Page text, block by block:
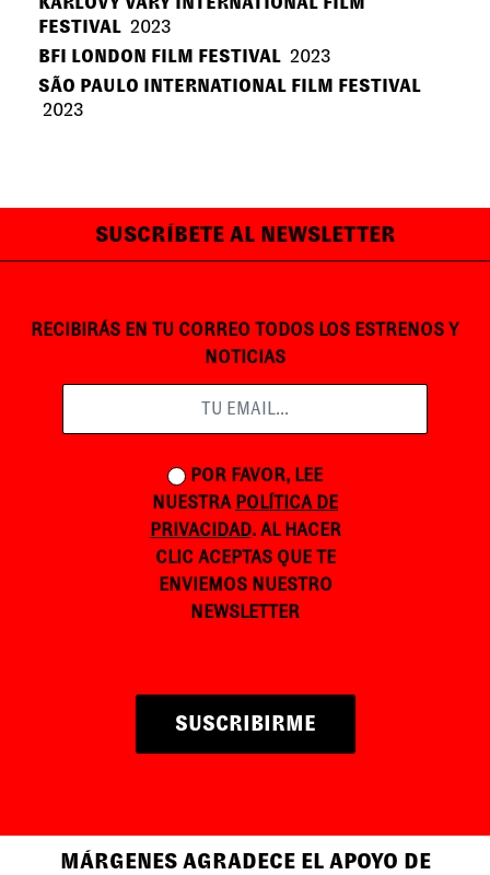
FESTIVAL 2023
BFI LONDON FILM FESTIVAL 2023
SÃO PAULO INTERNATIONAL FILM FESTIVAL
2023
SUSCRÍBETE AL NEWSLETTER
RECIBIRÁS EN TU CORREO TODOS LOS ESTRENOS Y
NOTICIAS
POR FAVOR, LEE
NUESTRA POLÍTICA DE
PRIVACIDAD. AL HACER
CLIC ACEPTAS QUE TE
ENVIEMOS NUESTRO
NEWSLETTER
SUSCRIBIRME
MÁRGENES AGRADECE EL APOYO DE